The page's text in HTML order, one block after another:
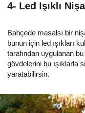
4- Led Işıklı
Bahçede masalsı bir
bunun için led ışıkları
tarafından uygulanan
gövdelerini bu ışıklarla
yaratabilirsin.